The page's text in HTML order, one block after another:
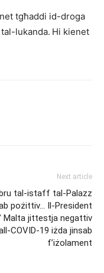
tgħaddi id-droga
lukanda. Hi kienet
Next article
tal-istaff tal-Palazz
pożittiv… Il-President
Malta jittestja negattiv
COVID-19 iżda jinsab
f’iżolament